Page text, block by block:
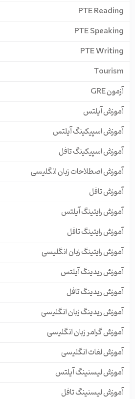
PTE Reading
PTE Speaking
PTE Writing
Tourism
آزمون GRE
آموزش آیلتس
آموزش اسپیکینگ آیلتس
آموزش اسپیکینگ تافل
آموزش اصطلاحات زبان انگلیسی
آموزش تافل
آموزش رایتینگ آیلتس
آموزش رایتینگ تافل
آموزش رایتینگ زبان انگلیسی
آموزش ریدینگ آیلتس
آموزش ریدینگ تافل
آموزش ریدینگ زبان انگلیسی
آموزش گرامر زبان انگلیسی
آموزش لغات انگلیسی
آموزش لیسنینگ آیلتس
آموزش لیسنینگ تافل